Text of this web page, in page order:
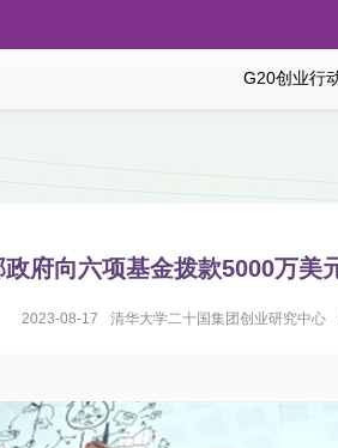
G20创业行
府向六项基金拨款5000万美
2023-08-17 清华大学二十国集团创业研究中心